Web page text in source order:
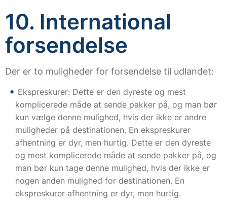
10. International
forsendelse
Der er to muligheder for forsendelse til udlandet:
Ekspreskurer: Dette er den dyreste og mest
komplicerede måde at sende pakker på, og man bør
kun vælge denne mulighed, hvis der ikke er andre
muligheder på destinationen. En ekspreskurer
afhentning er dyr, men hurtig. Dette er den dyreste
og mest komplicerede måde at sende pakker på, og
man bør kun tage denne mulighed, hvis der ikke er
nogen anden mulighed for destinationen. En
ekspreskurer afhentning er dyr, men hurtig.